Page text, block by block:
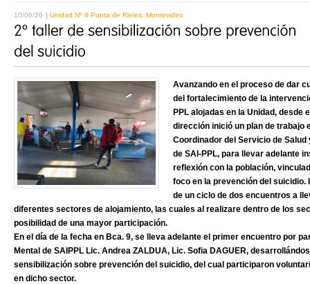
10/06/26 Unidad Nº 6 Punta de Rieles, Montevideo
Avanzando en el proceso de dar
del fortalecimiento de la
PPL alojadas en la Unidad, desde
dirección inició un plan de trabajo
Coordinador del Servicio de Salud
de SAI-PPL, para llevar adelante
reflexión con la población,
foco en la prevención del suicidio.
de un ciclo de dos encuentros a
diferentes sectores de alojamiento, las cuales al realizare dentro de los
posibilidad de una mayor participación.
En el día de la fecha en Bca. 9, se lleva adelante el primer encuentro por
Mental de SAIPPL Lic. Andrea ZALDUA, Lic. Sofia DAGUER,
sensibilización sobre prevención del suicidio, del cual participaron
en dicho sector.